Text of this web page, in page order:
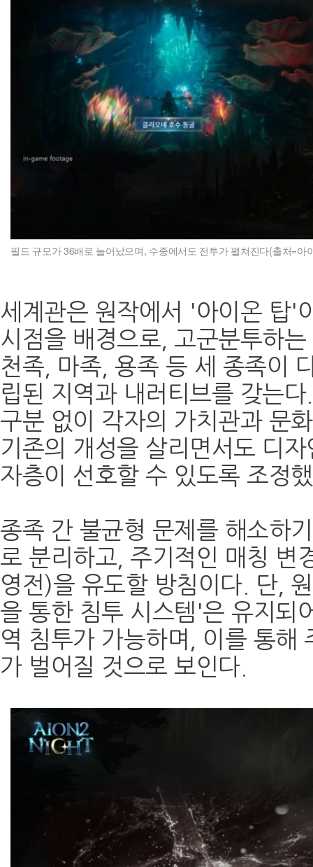
필드 규모가 36배로 늘어났으며, 수중에서도 전투가 펼쳐진다(출처=아
세계관은 원작에서 '아이온 탑'
시점을 배경으로, 고군분투하
천족, 마족, 용족 등 세 종족이
립된 지역과 내러티브를 갖는
구분 없이 각자의 가치관과 문
기존의 개성을 살리면서도 디
자층이 선호할 수 있도록 조정
종족 간 불균형 문제를 해소하
로 분리하고, 주기적인 매칭 변
영전)을 유도할 방침이다. 단,
을 통한 침투 시스템'은 유지되
역 침투가 가능하며, 이를 통해
가 벌어질 것으로 보인다.